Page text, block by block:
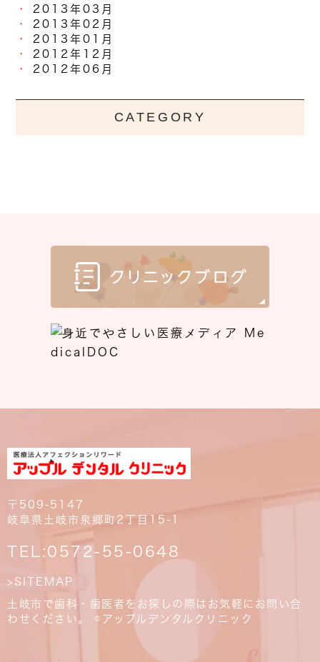
2013年03月
2013年02月
2013年01月
2012年12月
2012年06月
CATEGORY
〒509-5147
岐阜県土岐市泉郷町2丁目15-1
TEL:0572-55-0648
>SITEMAP
土岐市で歯科・歯医者をお探しの際はお気軽にお問い合
わせください。 ©アップルデンタルクリニック